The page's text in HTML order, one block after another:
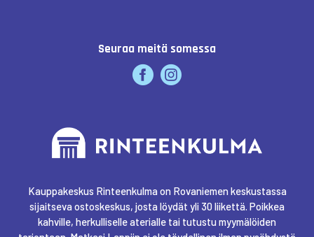
LUCKIEFUN'S
MAANMITTAUS ASIAKASPALVELU
MAINOA CRAFT & DESIGN
Seuraa meitä somessa
Kauppakeskus Rinteenkulma on Rovaniemen keskustassa
sijaitseva ostoskeskus, josta löydät yli 30 liikettä. Poikkea
kahville, herkulliselle aterialle tai tutustu myymälöiden